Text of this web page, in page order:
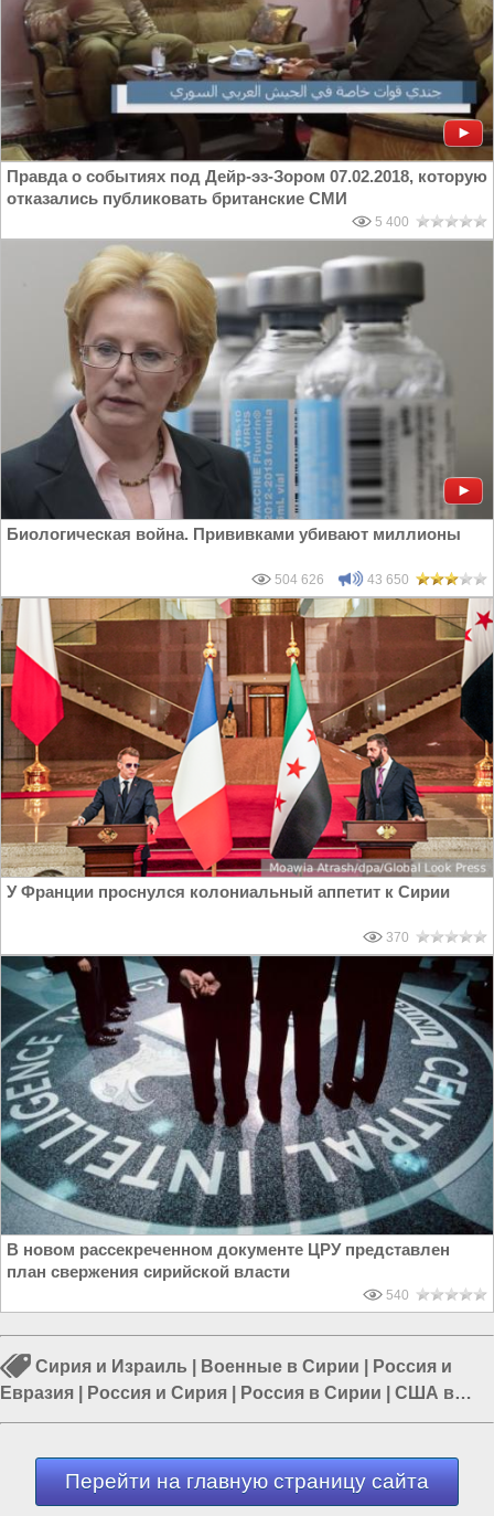
Правда о событиях под Дейр-эз-Зором 07.02.2018, которую
отказались публиковать британские СМИ
5 400
Биологическая война. Прививками убивают миллионы
504 626 43 650
У Франции проснулся колониальный аппетит к Сирии
370
В новом рассекреченном документе ЦРУ представлен
план свержения сирийской власти
540
Сирия и Израиль Военные в Сирии
Россия и
Евразия
Россия и Сирия Россия в Сирии
США в
Сирии|Политика в мире
Перейти на главную страницу сайта